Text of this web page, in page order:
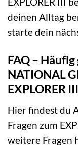
deinen Alltag
starte dein
FAQ –
NATIONAL
EXPLORER III
Hier findest du
Fragen zum
weitere Fragen